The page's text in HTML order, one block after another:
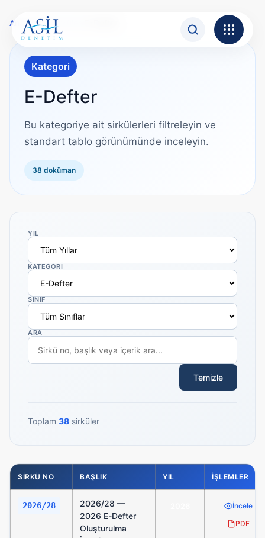
Ana Sayfa› Sirküler
Kategori
E-Defter
Bu kategoriye ait sirkülerleri filtreleyin ve
standart tablo görünümünde inceleyin.
38 doküman
YIL
KATEGORİ
SINIF
ARA
Temizle
Toplam 38 sirküler
SİRKÜ NO BAŞLIK YIL İŞLEMLER
2026/28
2026/28 —
2026 E-Defter
Oluşturulma
İncele
PDF